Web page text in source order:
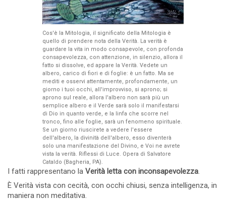
Cos'è la Mitologia, il significato della Mitologia è
quello di prendere nota della Verità. La verità è
guardare la vita in modo consapevole, con profonda
consapevolezza, con attenzione, in silenzio, allora il
fatto si dissolve, ed appare la Verità. Vedete un
albero, carico di fiori e di foglie: è un fatto. Ma se
mediti e osservi attentamente, profondamente, un
giorno i tuoi occhi, all'improvviso, si aprono; si
aprono sul reale, allora l'albero non sarà più un
semplice albero e il Verde sarà solo il manifestarsi
di Dio in quanto verde, e la linfa che scorre nel
tronco, fino alle foglie, sarà un fenomeno spirituale.
Se un giorno riuscirete a vedere l'essere
dell'albero, la divinità dell'albero, esso diventerà
solo una manifestazione del Divino, e Voi ne avrete
vista la verità. Riflessi di Luce. Opera di Salvatore
Cataldo (Bagheria, PA).
I fatti rappresentano la Verità letta con inconsapevolezza.
È Verità vista con cecità, con occhi chiusi, senza intelligenza, in
maniera non meditativa.